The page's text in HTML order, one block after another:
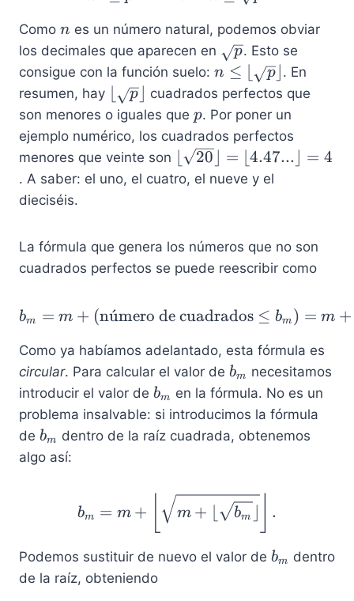
b
b
{
N
}
Como n
n es un número natural, podemos obviar
los decimales que aparecen en \
s
q
r
t
{
p
}
p. Esto se
consigue con la función suelo: n
\
l
e
q
\
lf
o
r
q
t
{
p
}
\
o
r
n ≤ p . En
resumen, hay \
lf
l
o
o
r
q
r
p
\
r
fl
o
o
p
cuadrados perfectos que
son menores o iguales que p
p. Por poner un
ejemplo numérico, los cuadrados perfectos
menores que veinte son \
lf
r
\
q
rt
{
2
}
\
rf
o
r
\
20 = ⌊4.47... = 4
. A saber: el uno, el cuatro, el nueve y el
dieciséis.
La fórmula que genera los números que no son
cuadrados perfectos se puede reescribir como
b_m = m +
bm = m + (nu
ˊmero de cuadrados ≤ bm ) = m +
Como ya habíamos adelantado, esta fórmula es
circular. Para calcular el valor de b
_
m
bm
necesitamos
introducir el valor de b
_
m
bm
en la fórmula. No es un
problema insalvable: si introducimos la fórmula
de b
_
bm
dentro de la raíz cuadrada, obtenemos
algo así:
b_m = m
bm = m + m + ⌊ bm ⌋ .
Podemos sustituir de nuevo el valor de b
bm
dentro
de la raíz, obteniendo